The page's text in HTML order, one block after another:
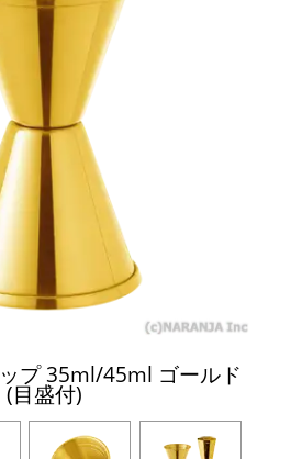
プ 35ml/45ml ゴールド
(目盛付)